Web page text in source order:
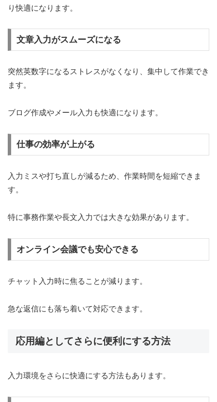
り快適になります。
文章入力がスムーズになる
突然英数字になるストレスがなくなり、集中して作業でき
ます。
ブログ作成やメール入力も快適になります。
仕事の効率が上がる
入力ミスや打ち直しが減るため、作業時間を短縮できま
す。
特に事務作業や長文入力では大きな効果があります。
オンライン会議でも安心できる
チャット入力時に焦ることが減ります。
急な返信にも落ち着いて対応できます。
応用編としてさらに便利にする方法
入力環境をさらに快適にする方法もあります。